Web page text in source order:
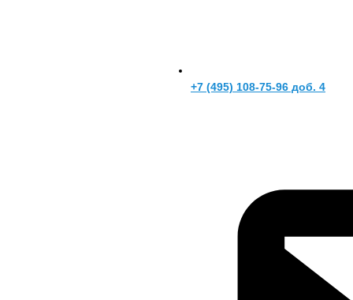
+7 (495) 108-75-96 доб. 4